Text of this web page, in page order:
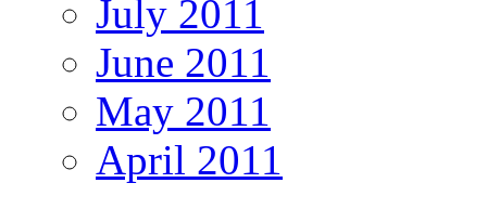
July 2011
June 2011
May 2011
April 2011